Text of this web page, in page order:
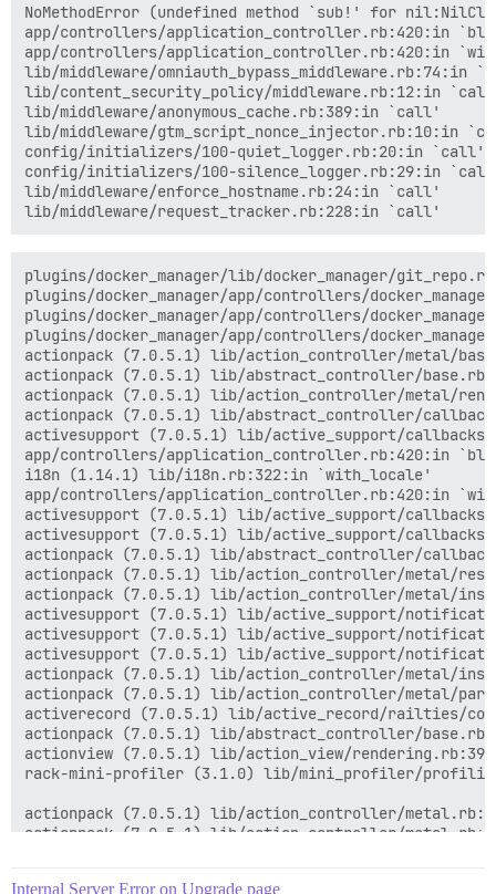
NoMethodError (undefined method `sub!' for
app/controllers/application_controller.rb:420:in
app/controllers/application_controller.rb:420:in
lib/middleware/omniauth_bypass_middleware.rb:74:in
lib/content_security_policy/middleware.rb:12:in
lib/middleware/anonymous_cache.rb:389:in `call'
lib/middleware/gtm_script_nonce_injector.rb:10:in
config/initializers/100-quiet_logger.rb:20:in `call'
config/initializers/100-silence_logger.rb:29:in
lib/middleware/enforce_hostname.rb:24:in `call'
plugins/docker_manager/lib/docker_manager/
plugins/docker_manager/app/controllers/
plugins/docker_manager/app/controllers/
plugins/docker_manager/app/controllers/
actionpack (7.0.5.1) lib/action_controller/metal/
actionpack (7.0.5.1) lib/abstract_controller/
actionpack (7.0.5.1) lib/action_controller/metal/
actionpack (7.0.5.1) lib/abstract_controller/
activesupport (7.0.5.1) lib/active_support/
app/controllers/application_controller.rb:420:in
i18n (1.14.1) lib/i18n.rb:322:in `with_locale'
app/controllers/application_controller.rb:420:in
activesupport (7.0.5.1) lib/active_support/
activesupport (7.0.5.1) lib/active_support/
actionpack (7.0.5.1) lib/abstract_controller/
actionpack (7.0.5.1) lib/action_controller/metal/
actionpack (7.0.5.1) lib/action_controller/metal/
activesupport (7.0.5.1) lib/active_support/
activesupport (7.0.5.1) lib/active_support/
activesupport (7.0.5.1) lib/active_support/
actionpack (7.0.5.1) lib/action_controller/metal/
actionpack (7.0.5.1) lib/action_controller/metal/
activerecord (7.0.5.1) lib/active_record/railties/
actionpack (7.0.5.1) lib/abstract_controller/
actionview (7.0.5.1) lib/action_view/
rack-mini-profiler (3.1.0) lib/mini_profiler/
actionpack (7.0.5.1) lib/action_controller/
actionpack (7.0.5.1) lib/action_controller/
Internal Server Error on Upgrade page